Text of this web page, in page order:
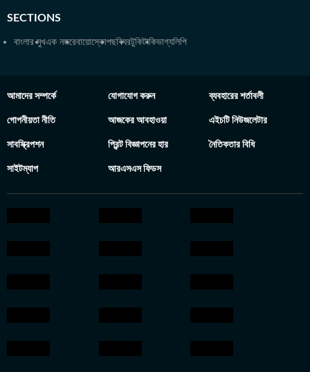
SECTIONS
বাংলার মুখএক নজরেবায়োস্কোপছবিঘরটুকিটাকিভাগ্যলিপি
আমাদের সম্পর্কে যোগাযোগ করুন ব্যবহারের শর্তাবলী
গোপনীয়তা নীতি আজকের আবহাওয়া এইচটি নিউজলেটার
সাবস্ক্রিপশন প্রিন্ট বিজ্ঞাপনের হার নৈতিকতার বিধি
সাইটম্যাপ আরএসএস ফিডস